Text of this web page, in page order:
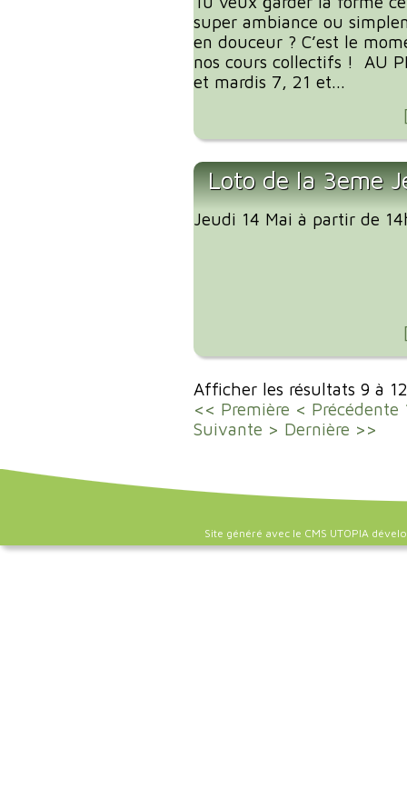
super ambiance ou
en douceur ? C’est le
nos cours collectifs ! AU
et mardis 7, 21 et...
Loto de la 3eme
Jeudi 14 Mai à partir de
Afficher les résultats 9 à
<< Première < Précédente
Suivante > Dernière >>
Site généré avec le CMS UTOPIA